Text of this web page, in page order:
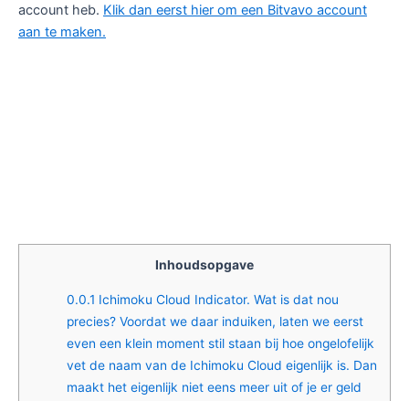
account heb. Klik dan eerst hier om een Bitvavo account
aan te maken.
Inhoudsopgave
0.0.1 Ichimoku Cloud Indicator. Wat is dat nou
precies? Voordat we daar induiken, laten we eerst
even een klein moment stil staan bij hoe ongelofelijk
vet de naam van de Ichimoku Cloud eigenlijk is. Dan
maakt het eigenlijk niet eens meer uit of je er geld